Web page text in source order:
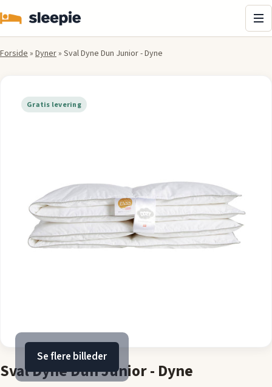
Forside» Dyner» Sval Dyne Dun Junior - Dyne
Gratis levering
Se flere billeder
Sval Dyne Dun Junior - Dyne